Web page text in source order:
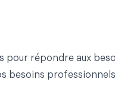
répondre aux